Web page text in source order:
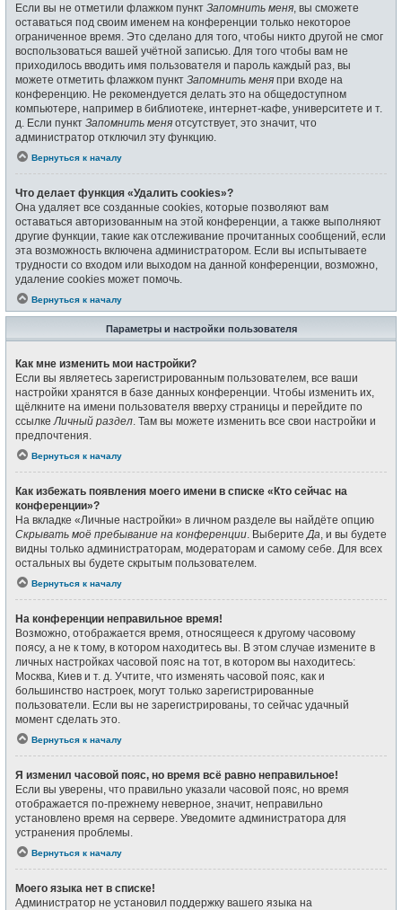
Если вы не отметили флажком пункт Запомнить меня , вы сможете
оставаться под своим именем на конференции только некоторое
ограниченное время. Это сделано для того, чтобы никто другой не смог
воспользоваться вашей учётной записью. Для того чтобы вам не
приходилось вводить имя пользователя и пароль каждый раз, вы
можете отметить флажком пункт Запомнить меня при входе на
конференцию. Не рекомендуется делать это на общедоступном
компьютере, например в библиотеке, интернет-кафе, университете и т.
д. Если пункт Запомнить меня отсутствует, это значит, что
администратор отключил эту функцию.
Вернуться к началу
Что делает функция «Удалить cookies»?
Она удаляет все созданные cookies, которые позволяют вам
оставаться авторизованным на этой конференции, а также выполняют
другие функции, такие как отслеживание прочитанных сообщений, если
эта возможность включена администратором. Если вы испытываете
трудности со входом или выходом на данной конференции, возможно,
удаление cookies может помочь.
Вернуться к началу
Параметры и настройки пользователя
Как мне изменить мои настройки?
Если вы являетесь зарегистрированным пользователем, все ваши
настройки хранятся в базе данных конференции. Чтобы изменить их,
щёлкните на имени пользователя вверху страницы и перейдите по
ссылкеЛичный раздел. Там вы можете изменить все свои настройки и
предпочтения.
Вернуться к началу
Как избежать появления моего имени в списке «Кто сейчас на
конференции»?
На вкладке «Личные настройки» в личном разделе вы найдёте опцию
Скрывать моё пребывание на конференции. ВыберитеДа, и вы будете
видны только администраторам, модераторам и самому себе. Для всех
остальных вы будете скрытым пользователем.
Вернуться к началу
На конференции неправильное время!
Возможно, отображается время, относящееся к другому часовому
поясу, а не к тому, в котором находитесь вы. В этом случае измените в
личных настройках часовой пояс на тот, в котором вы находитесь:
Москва, Киев и т. д. Учтите, что изменять часовой пояс, как и
большинство настроек, могут только зарегистрированные
пользователи. Если вы не зарегистрированы, то сейчас удачный
момент сделать это.
Вернуться к началу
Я изменил часовой пояс, но время всё равно неправильное!
Если вы уверены, что правильно указали часовой пояс, но время
отображается по-прежнему неверное, значит, неправильно
установлено время на сервере. Уведомите администратора для
устранения проблемы.
Вернуться к началу
Моего языка нет в списке!
Администратор не установил поддержку вашего языка на